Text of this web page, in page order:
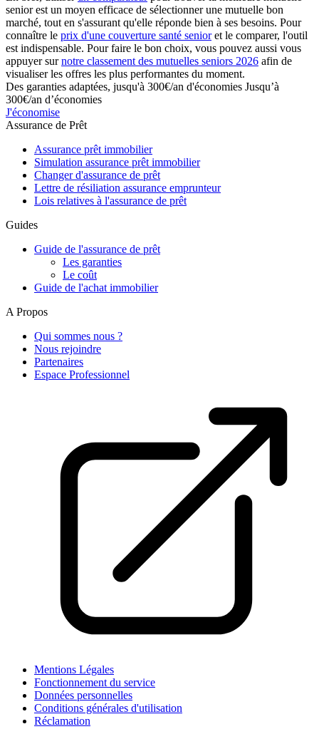
senior est un moyen efficace de sélectionner une mutuelle bon
marché, tout en s'assurant qu'elle réponde bien à ses besoins. Pour
connaître le prix d'une couverture santé senioret le comparer, l'outil
est indispensable. Pour faire le bon choix, vous pouvez aussi vous
appuyer surnotre classement des mutuelles seniors 2026 afin de
visualiser les offres les plus performantes du moment.
Des garanties adaptées, jusqu'à 300€/an d'économies Jusqu’à
300€/an d’économies
J'économise
Assurance de Prêt
Assurance prêt immobilier
Simulation assurance prêt immobilier
Changer d'assurance de prêt
Lettre de résiliation assurance emprunteur
Lois relatives à l'assurance de prêt
Guides
Guide de l'assurance de prêt
Les garanties
Le coût
Guide de l'achat immobilier
A Propos
Qui sommes nous ?
Nous rejoindre
Partenaires
Espace Professionnel
Mentions Légales
Fonctionnement du service
Données personnelles
Conditions générales d'utilisation
Réclamation